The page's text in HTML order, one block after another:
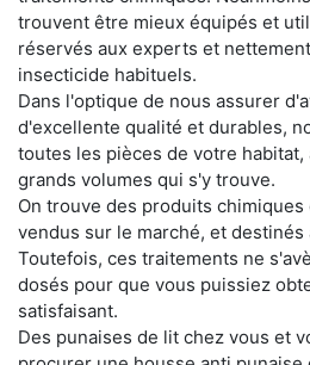
trouvent être mieux équipés et
réservés aux experts et
insecticide habituels.
Dans l'optique de nous assurer
d'excellente qualité et durables,
toutes les pièces de votre habitat,
grands volumes qui s'y trouve.
On trouve des produits
vendus sur le marché, et destinés
Toutefois, ces traitements ne
dosés pour que vous puissiez
satisfaisant.
Des punaises de lit chez vous et